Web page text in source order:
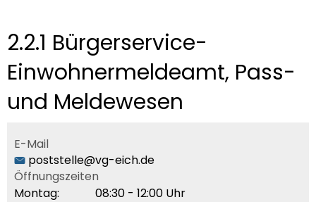
2.2.1 Bürgerservice-
Einwohnermeldeamt, Pass-
und Meldewesen
E-Mail
poststelle@vg-eich.de
Öffnungszeiten
Montag:
08:30 - 12:00 Uhr